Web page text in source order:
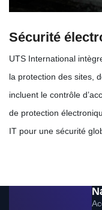
Sécurité
UTS International
la protection des sites,
incluent le contrôle
de protection
IT pour une sécurité